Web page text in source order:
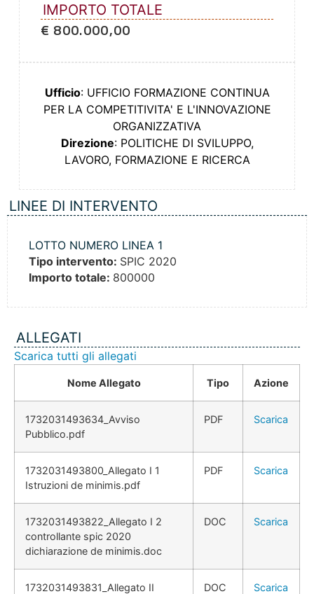
IMPORTO TOTALE
€ 800.000,00
Ufficio: UFFICIO FORMAZIONE CONTINUA
PER LA COMPETITIVITA' E L'INNOVAZIONE
ORGANIZZATIVA
Direzione: POLITICHE DI SVILUPPO,
LAVORO, FORMAZIONE E RICERCA
LINEE DI INTERVENTO
LOTTO NUMERO LINEA 1
Tipo intervento: SPIC 2020
Importo totale: 800000
ALLEGATI
Scarica tutti gli allegati
Nome Allegato Tipo Azione
1732031493634_Avviso
Pubblico.pdf
PDF Scarica
1732031493800_Allegato I 1
Istruzioni de minimis.pdf
PDF Scarica
1732031493822_Allegato I 2
controllante spic 2020
dichiarazione de minimis.doc
DOC Scarica
1732031493831_Allegato II
DOC Scarica